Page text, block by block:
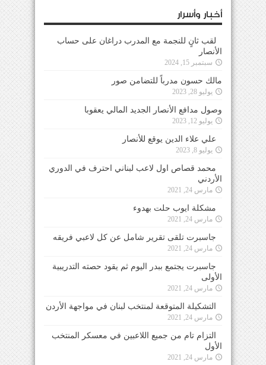
أخبار وأسرار
لقب ثانٍ للنجمة مع المدرب دراغان على حساب
الأنصار
سبتمبر 15, 2024
مالك حسون مدرباً للتضامن صور
يوليو 28, 2023
وصول مدافع الأنصار الجديد المالي يعقوبا
يوليو 12, 2023
علي علاء الدين يوقع للأنصار
يوليو 8, 2023
محمد قصاص اول لاعب لبناني احترف في الدوري
الأردني
مارس 24, 2021
مشكلة ايوب حلت بهدوء
مارس 24, 2021
جاسبرت تلقى تقرير شامل عن كل لاعبي فريقه
مارس 24, 2021
جاسبرت يجتمع ببدر اليوم ثم يقود حصته التدريبية
الأولى
مارس 24, 2021
التشكيلة المتوقعة لمنتخب لبنان في مواجهة الأردن
مارس 24, 2021
التزام تام من جميع اللاعبين في معسكر المنتخب
الأول
مارس 24, 2021